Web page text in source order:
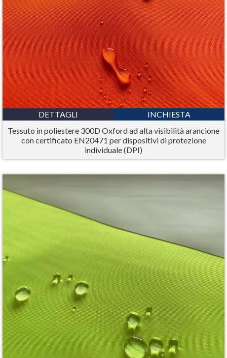
DETTAGLI
INCHIESTA
Tessuto in poliestere 300D Oxford ad alta visibilità arancione
con certificato EN20471 per dispositivi di protezione
individuale (DPI)